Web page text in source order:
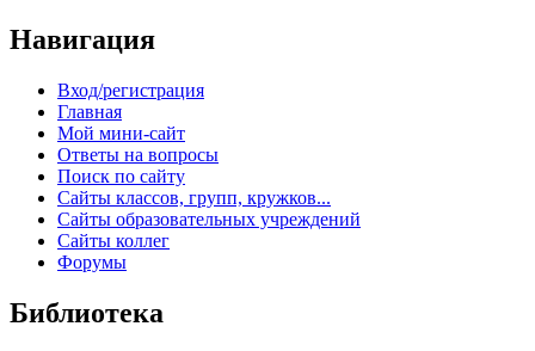
Навигация
Вход/регистрация
Главная
Мой мини-сайт
Ответы на вопросы
Поиск по сайту
Сайты классов, групп, кружков...
Сайты образовательных учреждений
Сайты коллег
Форумы
Библиотека